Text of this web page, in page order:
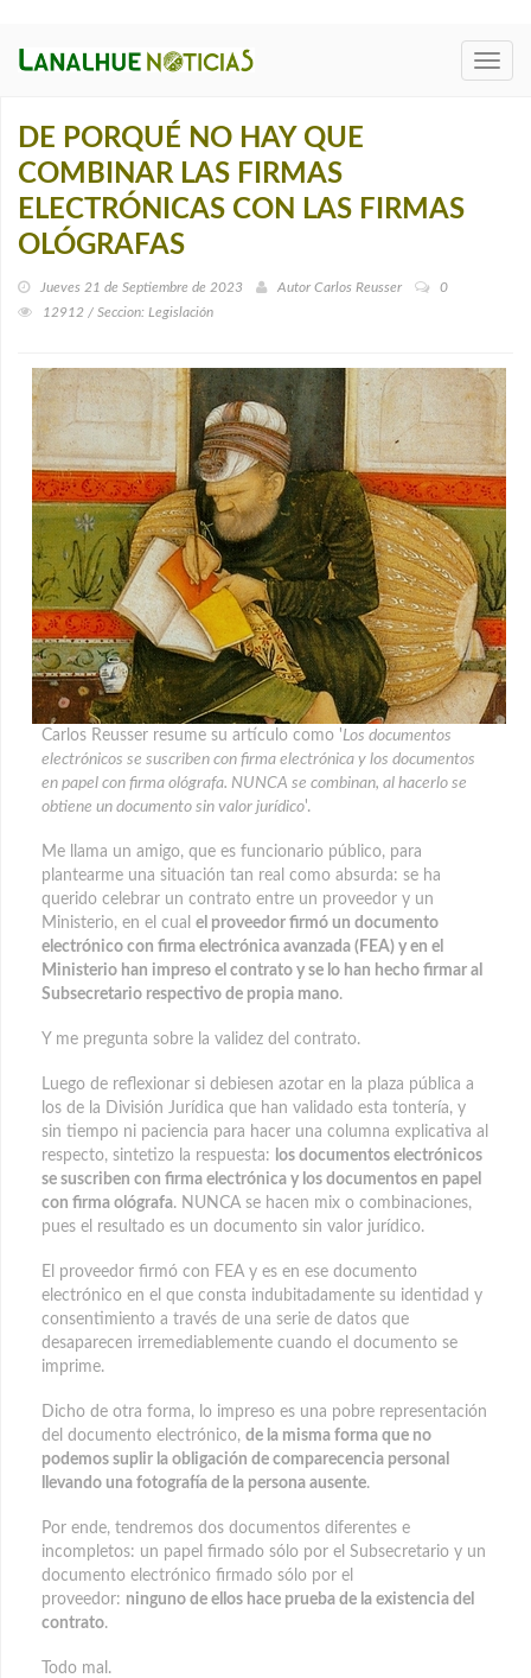
DE PORQUÉ NO HAY QUE
COMBINAR LAS FIRMAS
ELECTRÓNICAS CON LAS FIRMAS
OLÓGRAFAS
Jueves 21 de Septiembre de 2023 Autor Carlos Reusser
0
12912 / Seccion: Legislación
Carlos Reusser resume su artículo como 'Los documentos
electrónicos se suscriben con firma electrónica y los documentos
en papel con firma ológrafa. NUNCA se combinan, al hacerlo se
obtiene un documento sin valor jurídico'.
Me llama un amigo, que es funcionario público, para
plantearme una situación tan real como absurda: se ha
querido celebrar un contrato entre un proveedor y un
Ministerio, en el cual el proveedor firmó un documento
electrónico con firma electrónica avanzada (FEA) y en el
Ministerio han impreso el contrato y se lo han hecho firmar al
Subsecretario respectivo de propia mano.
Y me pregunta sobre la validez del contrato.
Luego de reflexionar si debiesen azotar en la plaza pública a
los de la División Jurídica que han validado esta tontería, y
sin tiempo ni paciencia para hacer una columna explicativa al
respecto, sintetizo la respuesta: los documentos electrónicos
se suscriben con firma electrónica y los documentos en papel
con firma ológrafa. NUNCA se hacen mix o combinaciones,
pues el resultado es un documento sin valor jurídico.
El proveedor firmó con FEA y es en ese documento
electrónico en el que consta indubitadamente su identidad y
consentimiento a través de una serie de datos que
desaparecen irremediablemente cuando el documento se
imprime.
Dicho de otra forma, lo impreso es una pobre representación
del documento electrónico, de la misma forma que no
podemos suplir la obligación de comparecencia personal
llevando una fotografía de la persona ausente.
Por ende, tendremos dos documentos diferentes e
incompletos: un papel firmado sólo por el Subsecretario y un
documento electrónico firmado sólo por el
proveedor: ninguno de ellos hace prueba de la existencia del
contrato.
Todo mal.